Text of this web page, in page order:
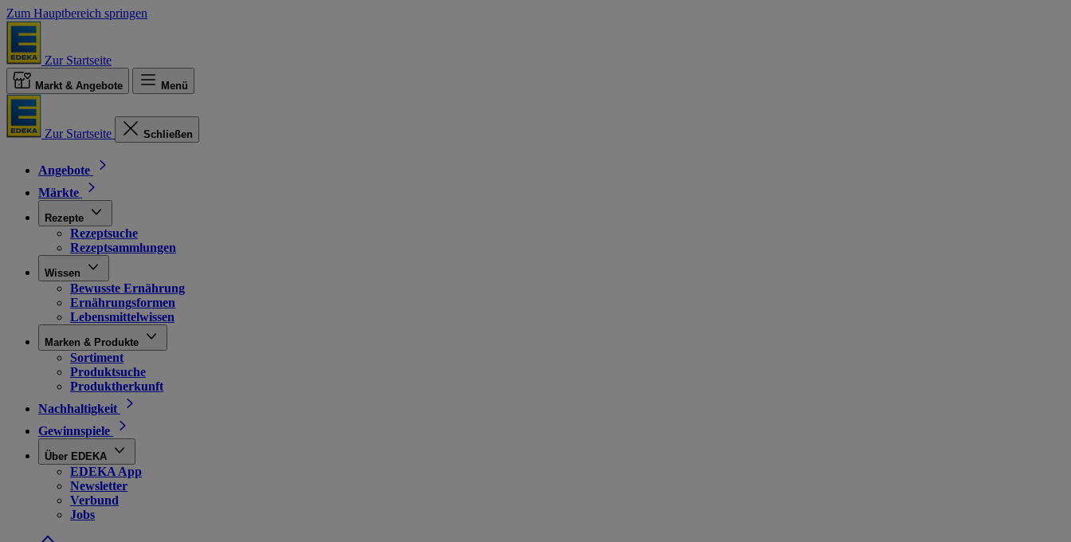
Zum Hauptbereich springen
Zur Startseite
Markt & Angebote Menü
Zur Startseite Schließen
Angebote
Märkte
Rezepte
Rezeptsuche
Rezeptsammlungen
Wissen
Bewusste Ernährung
Ernährungsformen
Lebensmittelwissen
Marken & Produkte
Sortiment
Produktsuche
Produktherkunft
Nachhaltigkeit
Gewinnspiele
Über EDEKA
EDEKA App
Newsletter
Verbund
Jobs